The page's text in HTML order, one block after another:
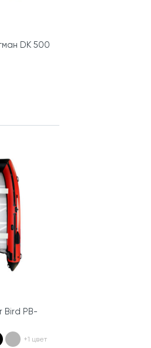
DK 500
Bird PB-
+1 цвет